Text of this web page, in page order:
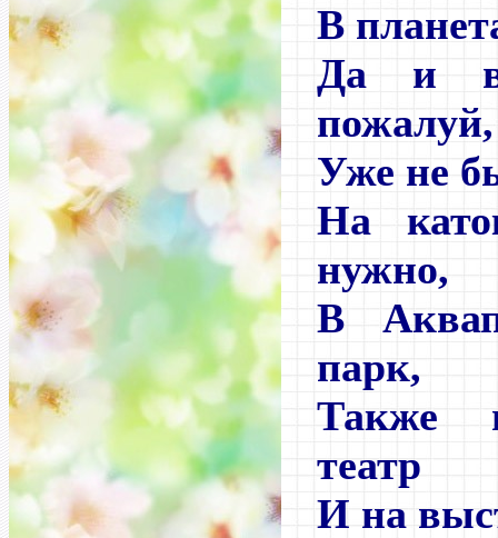
В
Да и
пожалуй,
Уже не
На
нужно,
В
парк,
Также
театр
И на